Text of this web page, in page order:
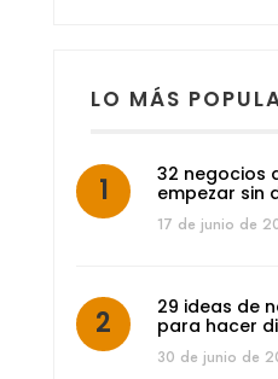
LO MÁS
32 negocios
empezar sin
17 de junio de
29 ideas de
para hacer
30 de junio de